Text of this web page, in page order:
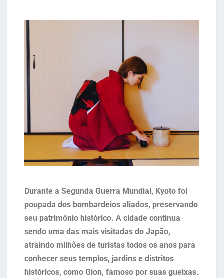
Durante a Segunda Guerra Mundial, Kyoto foi
poupada dos bombardeios aliados, preservando
seu patrimônio histórico. A cidade continua
sendo uma das mais visitadas do Japão,
atraindo milhões de turistas todos os anos para
conhecer seus templos, jardins e distritos
históricos, como Gion, famoso por suas gueixas.